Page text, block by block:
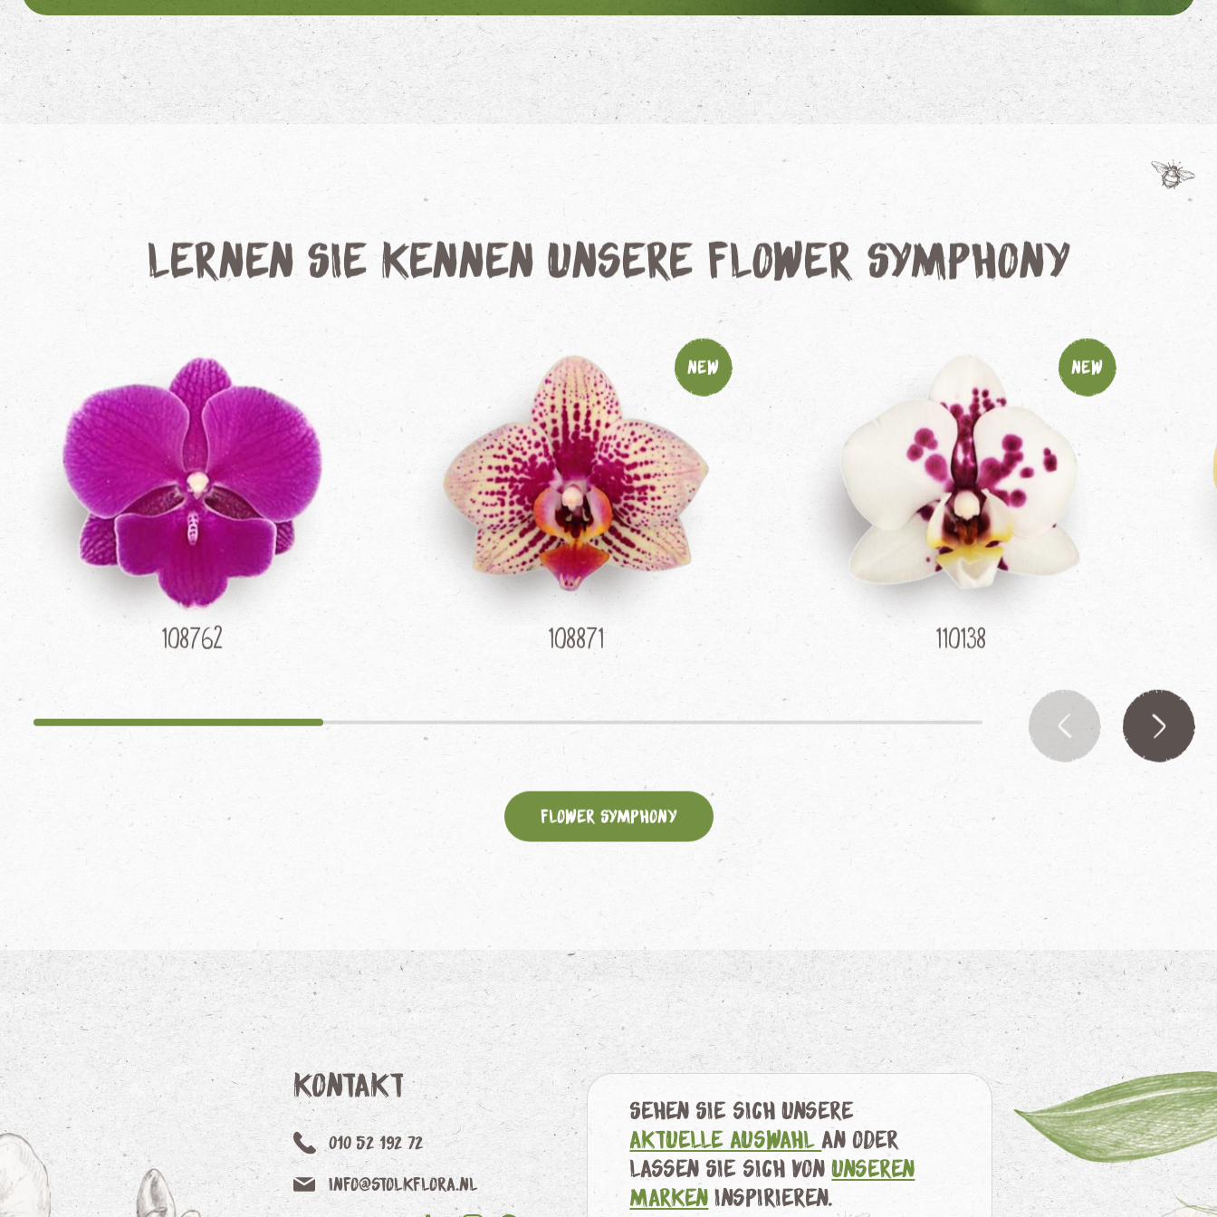
Lernen Sie kennen unsere Flower Symphony
108762
New
108871
New
110138
Flower Symphony
Kontakt
010 52 192 72
info@stolkflora.nl
Sehen Sie sich unsere
aktuelle Auswahl an oder
lassen Sie sich vonunseren
Marken inspirieren.